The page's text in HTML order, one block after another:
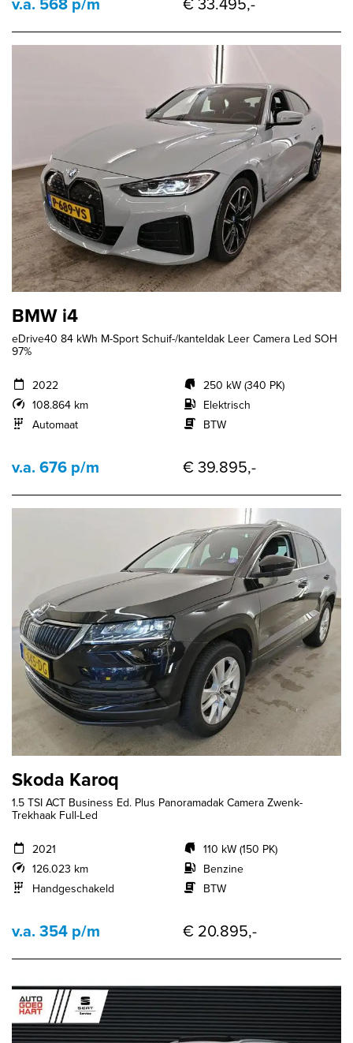
BMW i4
eDrive40 84 kWh M-Sport Schuif-/kanteldak Leer Camera Led SOH
97%
2022
108.864 km
Automaat
250 kW (340 PK)
Elektrisch
BTW
v.a. 676 p/m € 39.895,-
Skoda Karoq
1.5 TSI ACT Business Ed. Plus Panoramadak Camera Zwenk-
Trekhaak Full-Led
2021
126.023 km
Handgeschakeld
110 kW (150 PK)
Benzine
BTW
v.a. 354 p/m € 20.895,-